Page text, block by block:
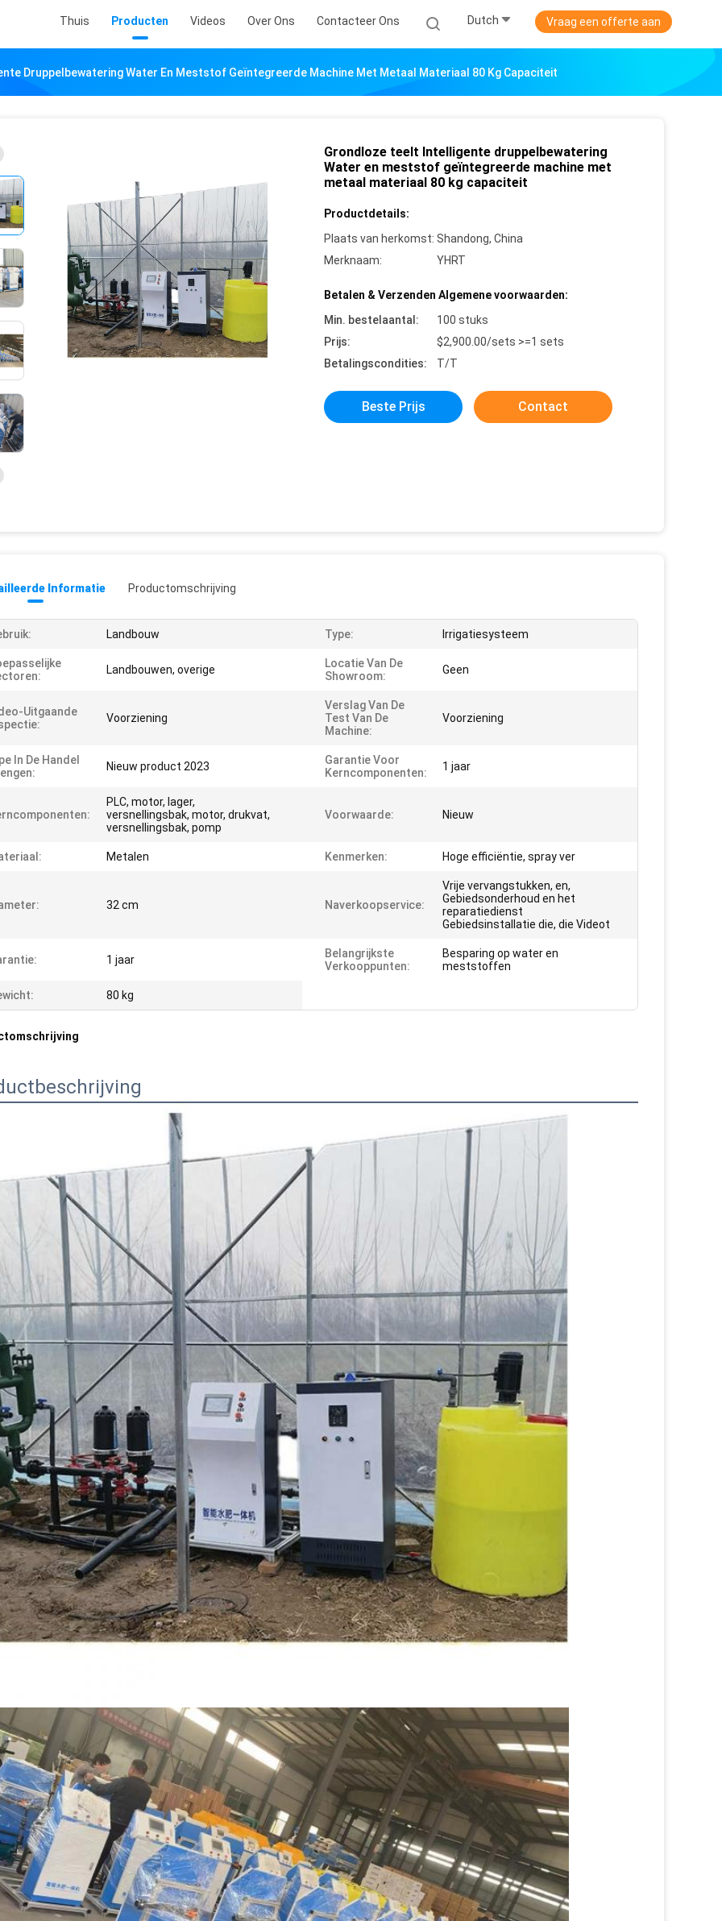
Thuis Producten Videos Over Ons Contacteer Ons Dutch Vraag een offerte aan
Druppelbewatering Water En Meststof Geïntegreerde Machine Met Metaal Materiaal 80 Kg Capaciteit
Grondloze teelt Intelligente druppelbewatering
Water en meststof geïntegreerde machine met
metaal materiaal 80 kg capaciteit
Productdetails:
Plaats van herkomst: Shandong, China
Merknaam:
YHRT
Betalen & Verzenden Algemene voorwaarden:
Min. bestelaantal:
100 stuks
Prijs:
$2,900.00/sets >=1 sets
Betalingscondities:
T/T
Beste Prijs Contact
Informatie Productomschrijving
Landbouw Type: Irrigatiesysteem
Landbouwen, overige
Locatie Van De
Showroom:
Geen
Uitgaande
Voorziening
Verslag Van De
Test Van De
Machine:
Voorziening
In De Handel
Nieuw product 2023
Garantie Voor
Kerncomponenten:
1 jaar
PLC, motor, lager,
versnellingsbak, motor, drukvat,
versnellingsbak, pomp
Voorwaarde: Nieuw
Metalen Kenmerken: Hoge efficiëntie, spray ver
32 cm Naverkoopservice:
Vrije vervangstukken, en,
Gebiedsonderhoud en het
reparatiedienst
Gebiedsinstallatie die, die Videot
1 jaar
Belangrijkste
Verkooppunten:
Besparing op water en
meststoffen
80 kg